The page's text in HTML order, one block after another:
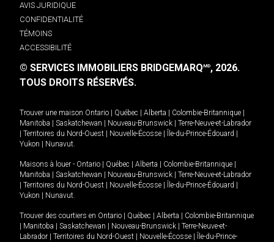
AVIS JURIDIQUE
CONFIDENTIALITÉ
TÉMOINS
ACCESSIBILITÉ
© SERVICES IMMOBILIERS BRIDGEMARQMD, 2026.
TOUS DROITS RÉSERVÉS.
Trouver une maison Ontario Québec Alberta Colombie-Britannique
Manitoba
Saskatchewan Nouveau-Brunswick
Terre-Neuve-et-Labrador
Territoires du Nord-Ouest Nouvelle-Écosse Île-du-Prince-Édouard
Yukon
Nunavut.
Maisons à louer - Ontario Québec Alberta Colombie-Britannique
Manitoba
Saskatchewan Nouveau-Brunswick
Terre-Neuve-et-Labrador
Territoires du Nord-Ouest Nouvelle-Écosse Île-du-Prince-Édouard
Yukon
Nunavut.
Trouver des courtiers en Ontario Québec Alberta
Colombie-Britannique
Manitoba Saskatchewan Nouveau-Brunswick
Terre-Neuve-et-
Labrador
Territoires du Nord-Ouest Nouvelle-Écosse
Île-du-Prince-